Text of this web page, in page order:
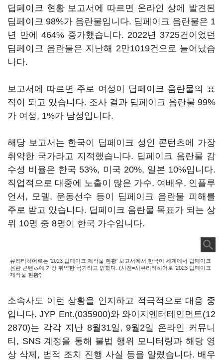
딥페이크 현황 보고서에 따르면 온라인 상에 발견된
딥페이크 98%가 음란물입니다. 딥페이크 음란물은 1
년 만에 464% 증가했습니다. 2022년 3725건이었던
딥페이크 음란물은 지난해 2만1019건으로 늘어났습
니다.
보고서에 따르면 주로 여성이 딥페이크 음란물의 표
적이 되고 있습니다. 조사 결과 딥페이크 음란물 99%
가 여성, 1%가 남성입니다.
해당 보고서는 한국이 딥페이크 성인 콘턴츠에 가장
취약한 국가라고 지적했습니다. 딥페이크 음란물 감
수성 비율은 한국 53%, 미국 20%, 일본 10%입니다.
직업적으로 대중에 노출이 많은 가수, 여배우, 인플루
언서, 모델, 운동선수 등이 딥페이크 음란물 피해를
주로 받고 있습니다. 딥페이크 음란물 목표가 되는 상
위 10명 중 8명이 한국 가수입니다.
큐리티히어로는 '2023 딥페이크 제작물 현황' 보고서에서 한국이 세계에서 딥페이크
음란 콘텐츠에 가장 취약한 국가라고 밝혔다. (사진=시큐리티히어로 '2023 딥페이크
제작물 현황')
소속사도 이런 상황을 인지하고 적극적으로 대응 중
입니다.JYP Ent.(035900)와 와이지엔터테인먼트(12
2870)는 각각 지난 8월31일, 9월2일 온라인 커뮤니
티, SNS 계정을 통해 불법 행위 모니터링과 해당 영
상 삭제, 법적 조치 진행 사실 등을 알렸습니다. 배우